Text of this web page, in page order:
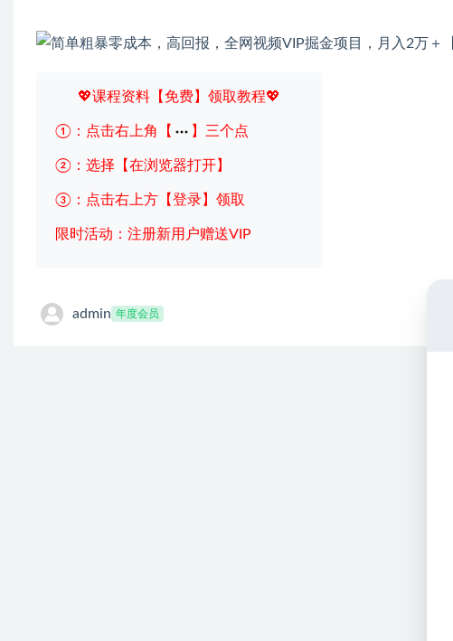
💖课程资料【免费】领取教程💖
①：点击右上角【 】三个点
②：选择【在浏览器打开】
③：点击右上方【登录】领取
限时活动：注册新用户赠送VIP
admin 年度会员